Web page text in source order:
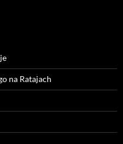
na Ratajach